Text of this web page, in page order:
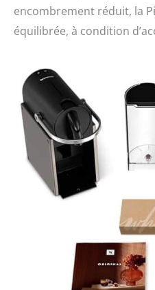
encombrement réduit, la
équilibrée, à condition